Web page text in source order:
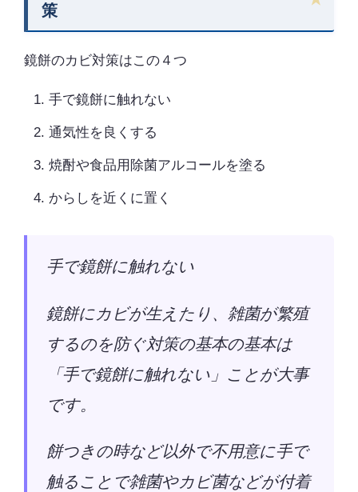
策
鏡餅のカビ対策はこの４つ
手で鏡餅に触れない
通気性を良くする
焼酎や食品用除菌アルコールを塗る
からしを近くに置く
手で鏡餅に触れない
鏡餅にカビが生えたり、雑菌が繁殖
するのを防ぐ対策の基本の基本は
「手で鏡餅に触れない」ことが大事
です。
餅つきの時など以外で不用意に手で
触ることで雑菌やカビ菌などが付着